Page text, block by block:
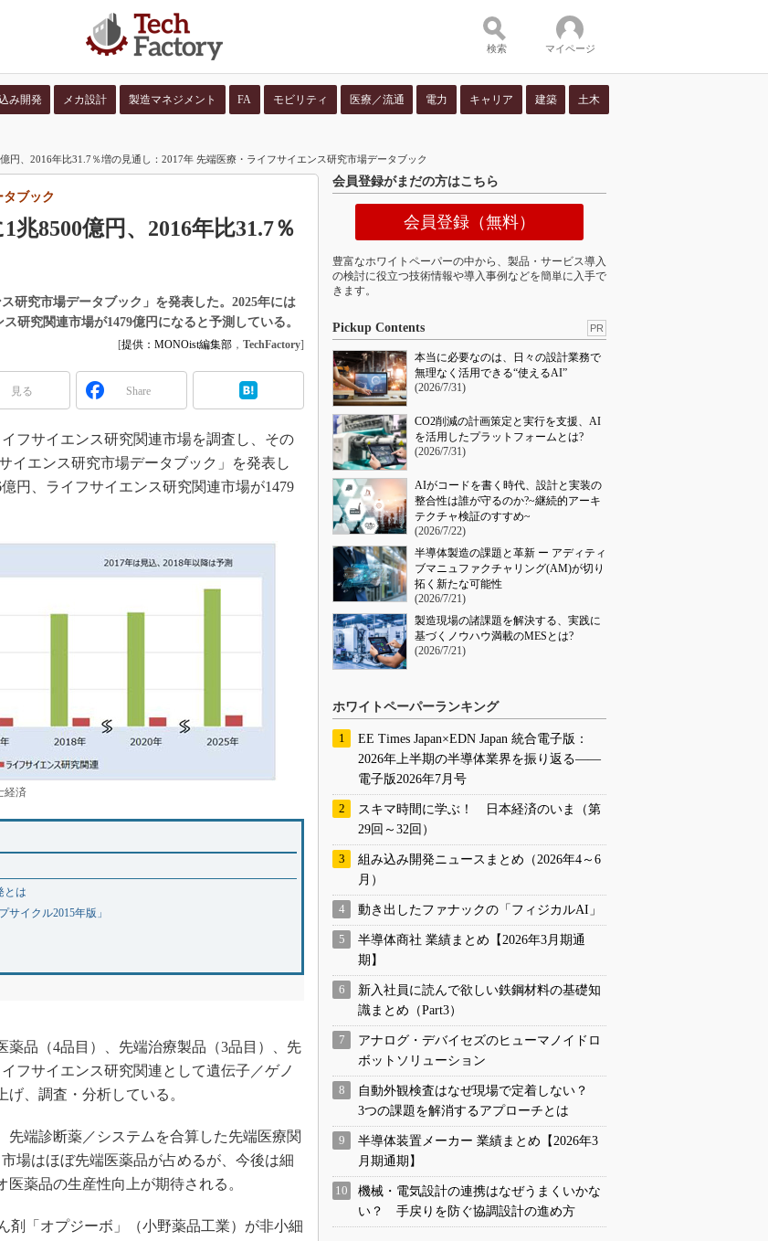
検索 マイページ
み開発 メカ設計 製造マネジメント FA モビリティ 医療／流通 電力 キャリア 建築 土木
円、2016年比31.7％増の見通し：2017年 先端医療・ライフサイエンス研究市場データブック
兆8500億円、2016年比31.7％
ブック
研究市場データブック」を発表した。2025年には
研究関連市場が1479億円になると予測している。
[提供：MONOist編集部 ， TechFactory]
見る Share
フサイエンス研究関連市場を調査し、その
イエンス研究市場データブック」を発表し
円、ライフサイエンス研究関連市場が1479
経済
とは
イクル2015年版」
品（4品目）、先端治療製品（3品目）、先
フサイエンス研究関連として遺伝子／ゲノ
、調査・分析している。
端診断薬／システムを合算した先端医療関
場はほぼ先端医薬品が占めるが、今後は細
薬品の生産性向上が期待される。
「オプジーボ」（小野薬品工業）が非小細
会員登録がまだの方はこちら
会員登録（無料）
豊富なホワイトペーパーの中から、製品・サービス導入
の検討に役立つ技術情報や導入事例などを簡単に入手で
きます。
Pickup Contents PR
本当に必要なのは、日々の設計業務で
無理なく活用できる“使えるAI”
(2026/7/31)
CO2削減の計画策定と実行を支援、AI
を活用したプラットフォームとは?
(2026/7/31)
AIがコードを書く時代、設計と実装の
整合性は誰が守るのか?~継続的アーキ
テクチャ検証のすすめ~
(2026/7/22)
半導体製造の課題と革新 ー アディティ
ブマニュファクチャリング(AM)が切り
拓く新たな可能性
(2026/7/21)
製造現場の諸課題を解決する、実践に
基づくノウハウ満載のMESとは?
(2026/7/21)
ホワイトペーパーランキング
EE Times Japan×EDN Japan 統合電子版：
2026年上半期の半導体業界を振り返る――
電子版2026年7月号
スキマ時間に学ぶ！ 日本経済のいま（第
29回～32回）
組み込み開発ニュースまとめ（2026年4～6
月）
動き出したファナックの「フィジカルAI」
半導体商社 業績まとめ【2026年3月期通
期】
新入社員に読んで欲しい鉄鋼材料の基礎知
識まとめ（Part3）
アナログ・デバイセズのヒューマノイドロ
ボットソリューション
自動外観検査はなぜ現場で定着しない？
3つの課題を解消するアプローチとは
半導体装置メーカー 業績まとめ【2026年3
月期通期】
機械・電気設計の連携はなぜうまくいかな
い？ 手戻りを防ぐ協調設計の進め方